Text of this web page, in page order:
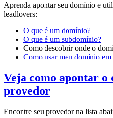
Aprenda apontar seu domínio e
leadlovers:
O que é um domínio?
O que é um subdomínio?
Como descobrir onde o
Como usar meu domínio em
Veja como apontar o
provedor
Encontre seu provedor na lista